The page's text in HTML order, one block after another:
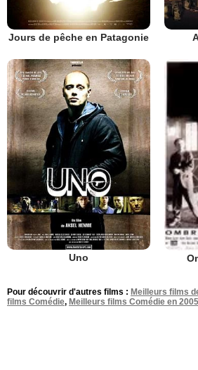
Jours de pêche en Patagonie
Uno
Pour découvrir d'autres films : Meilleurs films
films Comédie, Meilleurs films Comédie en 2005